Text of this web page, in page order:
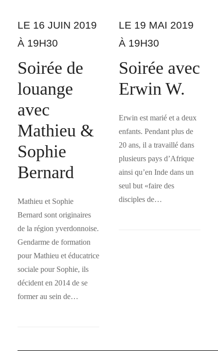
LE 16 JUIN 2019
À 19H30
Soirée de
louange
avec
Mathieu &
Sophie
Bernard
Mathieu et Sophie
Bernard sont originaires
de la région yverdonnoise.
Gendarme de formation
pour Mathieu et éducatrice
sociale pour Sophie, ils
décident en 2014 de se
former au sein de…
LE 19 MAI 2019
À 19H30
Soirée avec
Erwin W.
Erwin est marié et a deux
enfants. Pendant plus de
20 ans, il a travaillé dans
plusieurs pays d’Afrique
ainsi qu’en Inde dans un
seul but «faire des
disciples de…